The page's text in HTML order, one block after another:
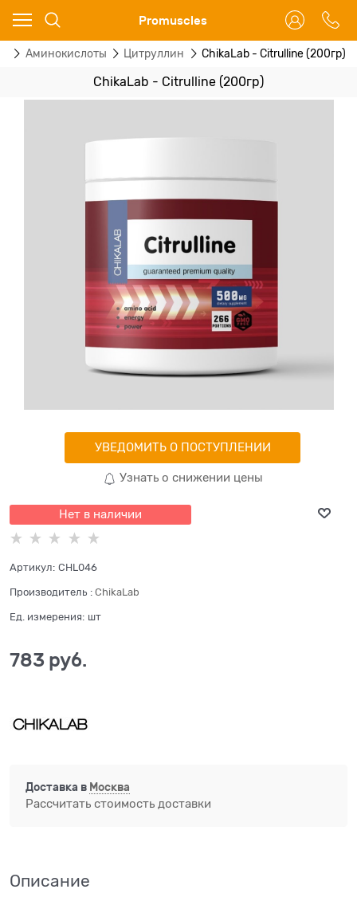
Promuscles
Аминокислоты Цитруллин ChikaLab - Citrulline (200гр)
ChikaLab - Citrulline (200гр)
УВЕДОМИТЬ О ПОСТУПЛЕНИИ
Узнать о снижении цены
Нет в наличии
Артикул: CHL046
Производитель : ChikaLab
Ед. измерения: шт
783 руб.
Доставка в Москва
Рассчитать стоимость доставки
Описание
Ваш город - Москва,
угадали?
ДА НЕТ